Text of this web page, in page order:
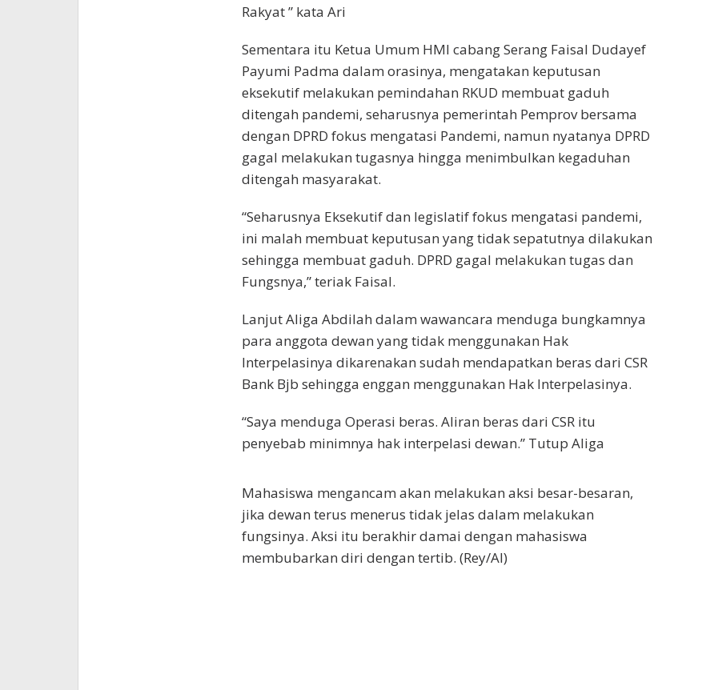
Rakyat ” kata Ari
Sementara itu Ketua Umum HMI cabang Serang Faisal Dudayef
Payumi Padma dalam orasinya, mengatakan keputusan
eksekutif melakukan pemindahan RKUD membuat gaduh
ditengah pandemi, seharusnya pemerintah Pemprov bersama
dengan DPRD fokus mengatasi Pandemi, namun nyatanya DPRD
gagal melakukan tugasnya hingga menimbulkan kegaduhan
ditengah masyarakat.
“Seharusnya Eksekutif dan legislatif fokus mengatasi pandemi,
ini malah membuat keputusan yang tidak sepatutnya dilakukan
sehingga membuat gaduh. DPRD gagal melakukan tugas dan
Fungsnya,” teriak Faisal.
Lanjut Aliga Abdilah dalam wawancara menduga bungkamnya
para anggota dewan yang tidak menggunakan Hak
Interpelasinya dikarenakan sudah mendapatkan beras dari CSR
Bank Bjb sehingga enggan menggunakan Hak Interpelasinya.
“Saya menduga Operasi beras. Aliran beras dari CSR itu
penyebab minimnya hak interpelasi dewan.” Tutup Aliga
Mahasiswa mengancam akan melakukan aksi besar-besaran,
jika dewan terus menerus tidak jelas dalam melakukan
fungsinya. Aksi itu berakhir damai dengan mahasiswa
membubarkan diri dengan tertib. (Rey/Al)